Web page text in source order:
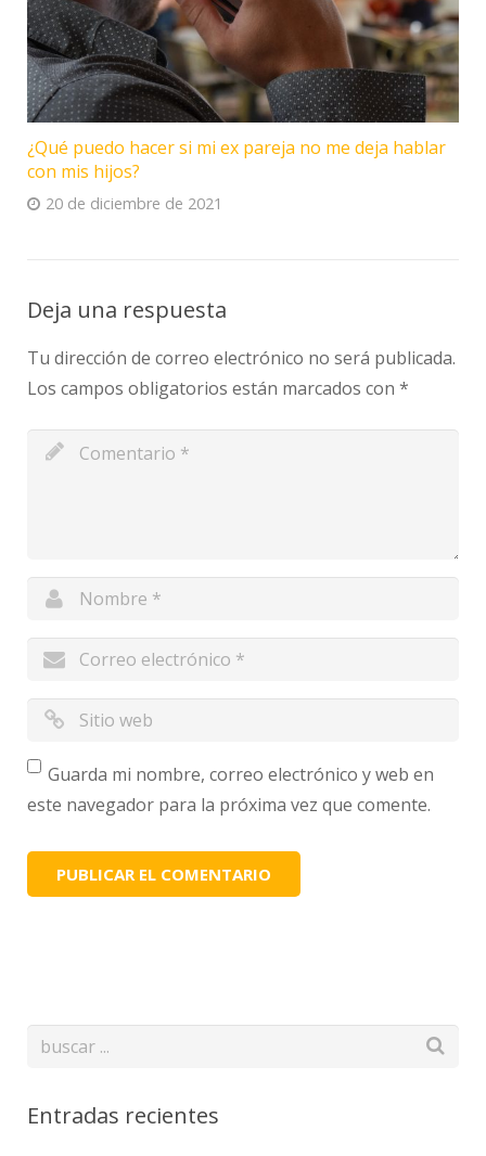
¿Qué puedo hacer si mi ex pareja no me deja hablar
con mis hijos?
20 de diciembre de 2021
Deja una respuesta
Tu dirección de correo electrónico no será publicada.
Los campos obligatorios están marcados con *
Guarda mi nombre, correo electrónico y web en
este navegador para la próxima vez que comente.
Entradas recientes